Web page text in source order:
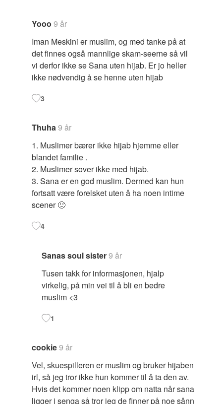
Yooo 9 år
Iman Meskini er muslim, og med tanke på at
det finnes også mannlige skam-seerne så vil
vi derfor ikke se Sana uten hijab. Er jo heller
ikke nødvendig å se henne uten hijab
3
Thuha9 år
1. Muslimer bærer ikke hijab hjemme eller
blandet familie .
2. Muslimer sover ikke med hijab.
3. Sana er en god muslim. Dermed kan hun
fortsatt være forelsket uten å ha noen intime
scener 🙂
4
Sanas soul sister9 år
Tusen takk for informasjonen, hjalp
virkelig, på min vei til å bli en bedre
muslim <3
1
cookie9 år
Vel, skuespilleren er muslim og bruker hijaben
irl, så jeg tror ikke hun kommer til å ta den av.
Hvis det kommer noen klipp om natta når sana
ligger i senga så tror jeg de finner på noe sånn